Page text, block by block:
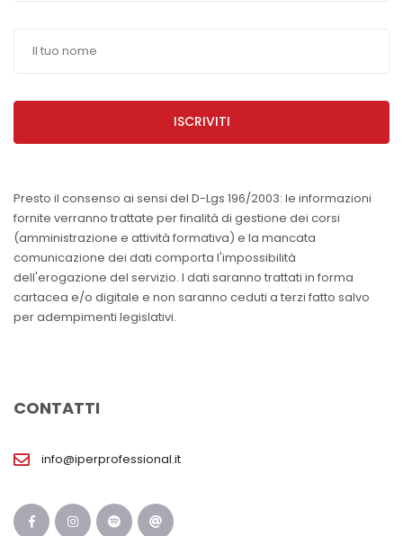
ISCRIVITI
Presto il consenso ai sensi del D-Lgs 196/2003: le informazioni
fornite verranno trattate per finalità di gestione dei corsi
(amministrazione e attività formativa) e la mancata
comunicazione dei dati comporta l'impossibilità
dell'erogazione del servizio. I dati saranno trattati in forma
cartacea e/o digitale e non saranno ceduti a terzi fatto salvo
per adempimenti legislativi.
CONTATTI
info@iperprofessional.it